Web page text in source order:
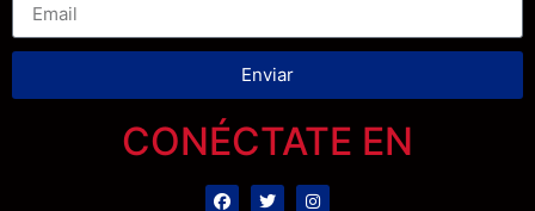
Enviar
CONÉCTATE EN